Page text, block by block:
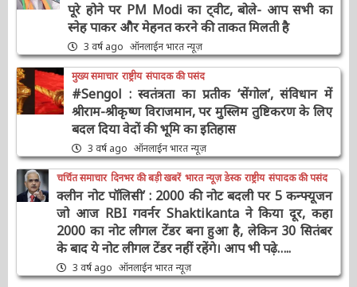
साल पूरे होने पर PM Modi का ट्वीट, बोले- आप सभी
का स्नेह पाकर और मेहनत करने की ताकत मिलती है
3 वर्ष ago ऑनलाईन भारत न्यूज़
मुख्य समाचार राष्ट्रीय संपादक की पसंद
#Sengol : स्वतंत्रता का प्रतीक ‘सेंगोल’, संविधान में
श्रीराम-श्रीकृष्ण विराजमान, पर मुस्लिम तुष्टिकरण के
लिए बदल दिया वेदों की भूमि का इतिहास
3 वर्ष ago ऑनलाईन भारत न्यूज़
चर्चित समाचार दिनभर की बड़ी खबरें भारत न्यूज़ डेस्क राष्ट्रीय
संपादक की पसंद
क्लीन नोट पॉलिसी’ : 2000 की नोट बदली पर 5
कन्फ्यूजन जो आज RBI गवर्नर Shaktikanta ने किया
दूर, कहा 2000 का नोट लीगल टेंडर बना हुआ है, लेकिन
30 सितंबर के बाद ये नोट लीगल टेंडर नहीं रहेंगे। आप भी
पढ़े…..